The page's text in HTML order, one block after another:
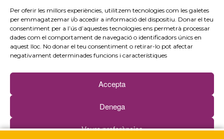
Per oferir les millors experiències, utilitzem tecnologies com les galetes
per emmagatzemar i/o accedir a informació del dispositiu. Donar el teu
consentiment per a l’ús d’aquestes tecnologies ens permetrà processar
dades com el comportament de navegació o identificadors únics en
aquest lloc. No donar el teu consentiment o retirar-lo pot afectar
negativament determinades funcions i característiques
Accepta
Denega
Veure preferències
© 2026 Fundació iSocial
Política de privacitat
Condicions d’ús
Política de cookies
Contacte